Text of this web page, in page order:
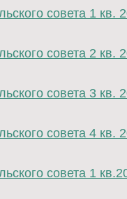
совета 1 кв.
совета 2 кв.
совета 3 кв.
совета 4 кв.
совета 1